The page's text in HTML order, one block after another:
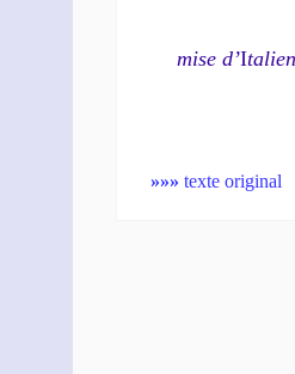
mise d’I
»»» texte original